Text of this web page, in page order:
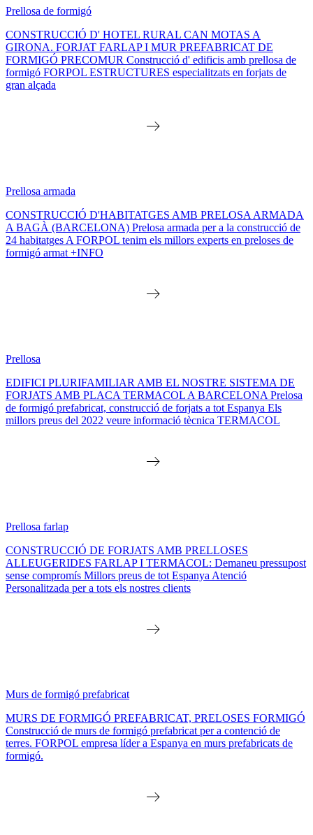
Prellosa de formigó
CONSTRUCCIÓ D' HOTEL RURAL CAN MOTAS A
GIRONA. FORJAT FARLAP I MUR PREFABRICAT DE
FORMIGÓ PRECOMUR Construcció d' edificis amb prellosa de
formigó FORPOL ESTRUCTURES especialitzats en forjats de
gran alçada
Prellosa armada
CONSTRUCCIÓ D'HABITATGES AMB PRELOSA ARMADA
A BAGÀ (BARCELONA) Prelosa armada per a la construcció de
24 habitatges A FORPOL tenim els millors experts en preloses de
formigó armat +INFO
Prellosa
EDIFICI PLURIFAMILIAR AMB EL NOSTRE SISTEMA DE
FORJATS AMB PLACA TERMACOL A BARCELONA Prelosa
de formigó prefabricat, construcció de forjats a tot Espanya Els
millors preus del 2022 veure informació tècnica TERMACOL
Prellosa farlap
CONSTRUCCIÓ DE FORJATS AMB PRELLOSES
ALLEUGERIDES FARLAP I TERMACOL: Demaneu pressupost
sense compromís Millors preus de tot Espanya Atenció
Personalitzada per a tots els nostres clients
Murs de formigó prefabricat
MURS DE FORMIGÓ PREFABRICAT, PRELOSES FORMIGÓ
Construcció de murs de formigó prefabricat per a contenció de
terres. FORPOL empresa líder a Espanya en murs prefabricats de
formigó.